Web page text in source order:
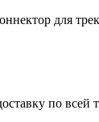
по всей